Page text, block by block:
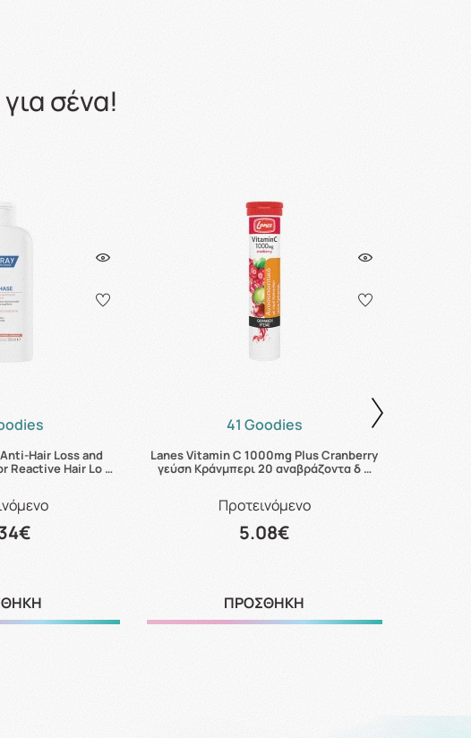
σένα!
Hair Loss and
Reactive Hair Lo …
41 Goodies
Lanes Vitamin C 1000mg Plus Cranberry
γεύση Κράνμπερι 20 αναβράζοντα δ …
Προτεινόμενο
5.08€
ΠΡΟΣΘΗΚΗ